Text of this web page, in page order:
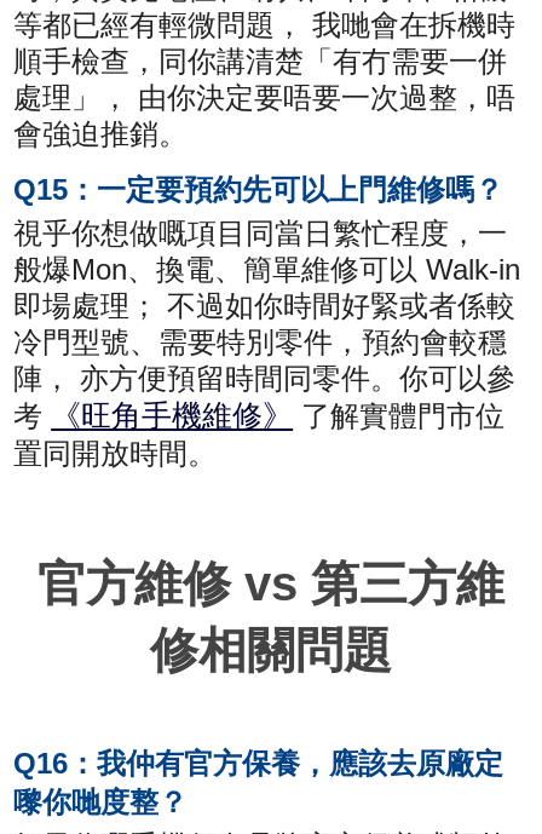
等都已經有輕微問題， 我哋會在拆機時
順手檢查，同你講清楚「有冇需要一併
處理」， 由你決定要唔要一次過整，唔
會強迫推銷。
Q15：一定要預約先可以上門維修嗎？
視乎你想做嘅項目同當日繁忙程度，一
般爆Mon、換電、簡單維修可以 Walk-in
即場處理； 不過如你時間好緊或者係較
冷門型號、需要特別零件，預約會較穩
陣， 亦方便預留時間同零件。你可以參
考
《旺角手機維修》
了解實體門市位
置同開放時間。
官方維修 vs 第三方維
修相關問題
Q16：我仲有官方保養，應該去原廠定
嚟你哋度整？